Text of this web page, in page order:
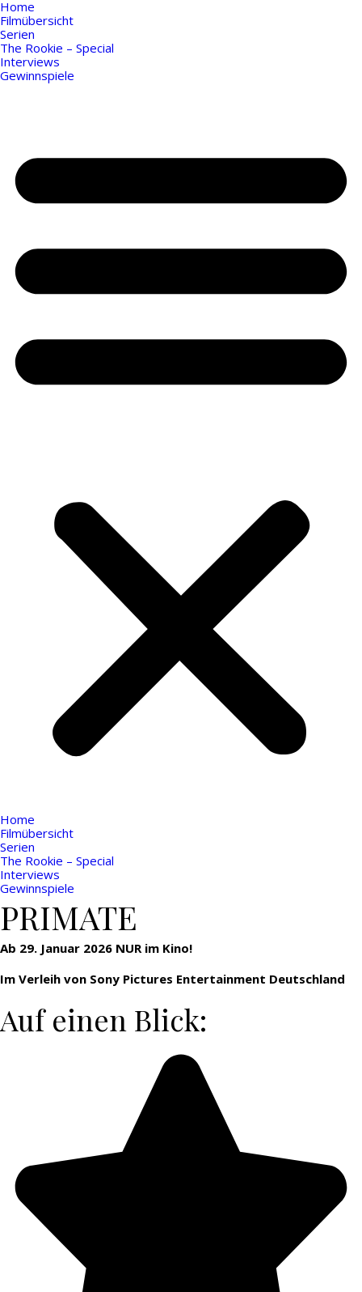
Home
Filmübersicht
Serien
The Rookie – Special
Interviews
Gewinnspiele
Home
Filmübersicht
Serien
The Rookie – Special
Interviews
Gewinnspiele
PRIMATE
Ab 29. Januar 2026 NUR im Kino!
Im Verleih von Sony Pictures Entertainment Deutschland
Auf einen Blick: